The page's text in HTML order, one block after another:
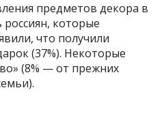
предметов декора в
которые
что получили
(37%). Некоторые
(8% — от прежних